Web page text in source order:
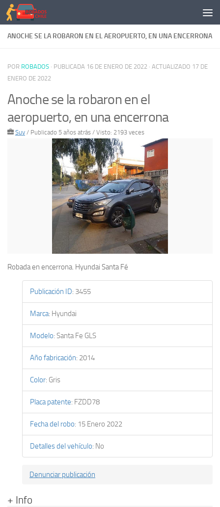
Saltar al contenido
ANOCHE SE LA ROBARON EN EL AEROPUERTO, EN UNA ENCERRONA
POR ROBADOS · PUBLICADA 16 DE ENERO DE 2022 · ACTUALIZADO 17 DE
ENERO DE 2022
Anoche se la robaron en el
aeropuerto, en una encerrona
Suv / Publicado 5 años atrás / Visto: 2193 veces
Robada en encerrona. Hyundai Santa Fé
Publicación ID: 3455
Marca: Hyundai
Modelo: Santa Fe GLS
Año fabricación: 2014
Color: Gris
Placa patente: FZDD78
Fecha del robo: 15 Enero 2022
Detalles del vehículo: No
Denunciar publicación
+ Info